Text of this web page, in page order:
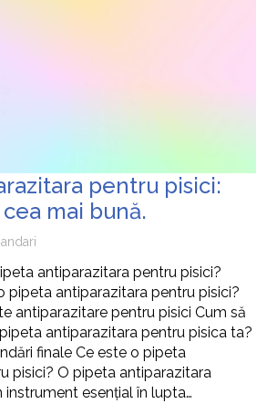
pentru pisici:
mai bună.
antiparazitara pentru pisici?
pipeta antiparazitara pentru pisici?
antiparazitare pentru pisici Cum să
antiparazitara pentru pisica ta?
finale Ce este o pipeta
pisici? O pipeta antiparazitara
instrument esențial în lupta…